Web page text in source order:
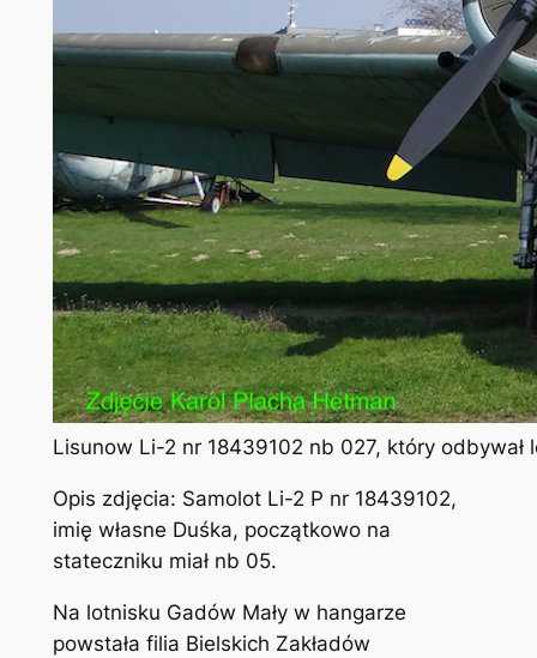
Lisunow Li-2 nr 18439102 nb 027, który
Opis zdjęcia: Samolot Li-2 P nr 18439102,
imię własne Duśka, początkowo na
stateczniku miał nb 05.
Na lotnisku Gadów Mały w hangarze
powstała filia Bielskich Zakładów